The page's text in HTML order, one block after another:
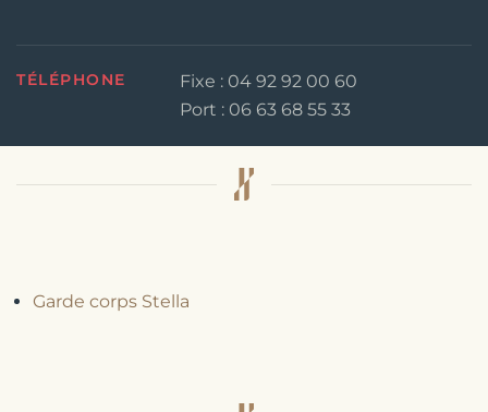
TÉLÉPHONE
Fixe : 04 92 92 00 60
Port : 06 63 68 55 33
Garde corps Stella